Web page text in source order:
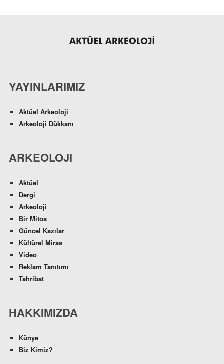
YAYINLARIMIZ
Aktüel Arkeoloji
Arkeoloji Dükkanı
ARKEOLOJI
Aktüel
Dergi
Arkeoloji
Bir Mitos
Güncel Kazılar
Kültürel Miras
Video
Reklam Tanıtımı
Tahribat
HAKKIMIZDA
Künye
Biz Kimiz?